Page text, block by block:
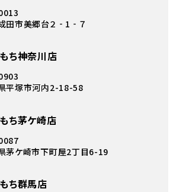
田市美郷台２‐1‐７
ち神奈川店
平塚市河内2-18-58
ち茅ケ崎店
茅ケ崎市下町屋2丁目6-19
ち群馬店